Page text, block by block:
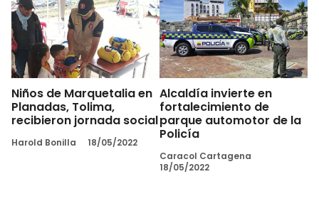
Niños de Marquetalia en
Planadas, Tolima,
recibieron jornada social
Harold Bonilla 18/05/2022
Alcaldía invierte en
fortalecimiento de
parque automotor de la
Policía
Caracol Cartagena
18/05/2022